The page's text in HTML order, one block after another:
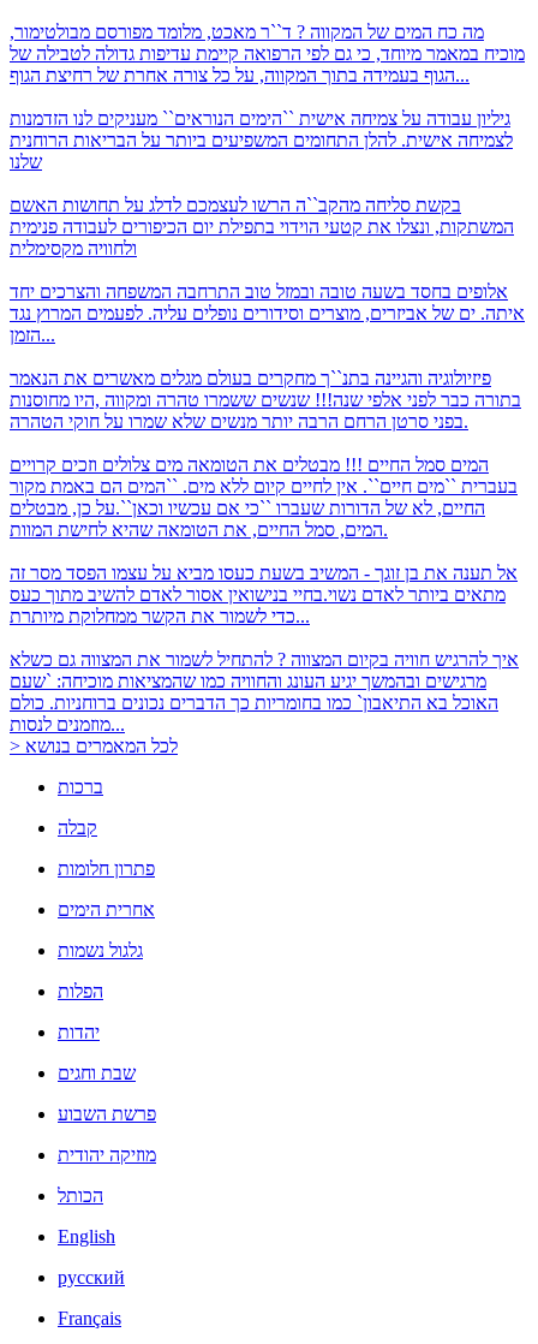
מה כח המים של המקווה ? ד``ר מאכט, מלומד מפורסם מבולטימור,
מוכיח במאמר מיוחד, כי גם לפי הרפואה קיימת עדיפות גדולה לטבילה של
הגוף בעמידה בתוך המקווה, על כל צורה אחרת של רחיצת הגוף...
גיליון עבודה על צמיחה אישית ``הימים הנוראים`` מעניקים לנו הזדמנות
לצמיחה אישית. להלן התחומים המשפיעים ביותר על הבריאות הרוחנית
שלנו
בקשת סליחה מהקב``ה הרשו לעצמכם לדלג על תחושות האשם
המשתקות, ונצלו את קטעי הוידוי בתפילת יום הכיפורים לעבודה פנימית
ולחוויה מקסימלית
אלופים בחסד בשעה טובה ובמזל טוב התרחבה המשפחה והצרכים יחד
איתה. ים של אביזרים, מוצרים וסידורים נופלים עליה. לפעמים המרוץ נגד
הזמן...
פיזיולוגיה והגיינה בתנ``ך מחקרים בעולם מגלים מאשרים את הנאמר
בתורה כבר לפני אלפי שנה!!! שנשים ששמרו טהרה ומקווה ,היו מחוסנות
בפני סרטן הרחם הרבה יותר מנשים שלא שמרו על חוקי הטהרה.
המים סמל החיים !!! מבטלים את הטומאה מים צלולים וזכים קרויים
בעברית ``מים חיים``. אין לחיים קיום ללא מים. ``המים הם באמת מקור
החיים, לא של הדורות שעברו ``כי אם עכשיו וכאן``.על כן, מבטלים
המים, סמל החיים, את הטומאה שהיא לחישת המוות.
אל תענה את בן זוגך - המשיב בשעת כעסו מביא על עצמו הפסד מסר זה
מתאים ביותר לאדם נשוי.בחיי בנישואין אסור לאדם להשיב מתוך כעס
כדי לשמור את הקשר ממחלוקת מיותרת...
איך להרגיש חוויה בקיום המצווה ? להתחיל לשמור את המצווה גם כשלא
מרגישים ובהמשך יגיע העונג והחוויה כמו שהמציאות מוכיחה: `שעם
האוכל בא התיאבון` כמו בחומריות כך הדברים נכונים ברוחניות. כולם
מוזמנים לנסות...
> לכל המאמרים בנושא
ברכות
קבלה
פתרון חלומות
אחרית הימים
גלגול נשמות
הפלות
יהדות
שבת וחגים
פרשת השבוע
מוזיקה יהודית
הכותל
English
русский
Français